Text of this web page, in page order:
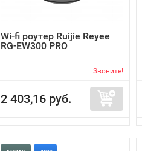
Wi-fi роутер Ruijie Reyee
RG-EW300 PRO
Звоните!
2 403,16 руб.